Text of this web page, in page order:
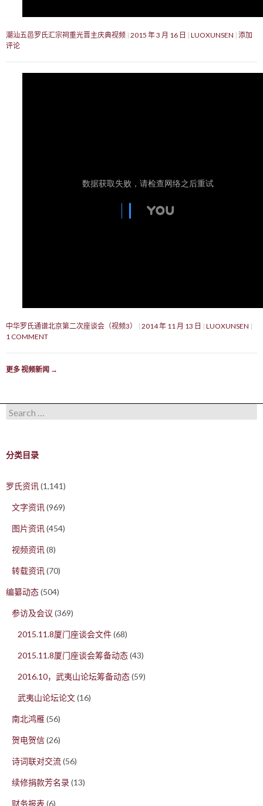
潮汕五邑罗氏汇宗祠重光晋主庆典视频 2015 年 3 月 16 日 LUOXUNSEN 添加
评论
中华罗氏通谱北京第二次座谈会（视频3） 2014 年 11 月 13 日
LUOXUNSEN
1 COMMENT
更多 视频新闻 →
Search for:
分类目录
罗氏资讯(1,141)
文字资讯(969)
图片资讯(454)
视频资讯(8)
转载资讯(70)
编纂动态(504)
参访及会议 (369)
2015.11.8厦门座谈会文件(68)
2015.11.8厦门座谈会筹备动态(43)
2016.10，武夷山论坛筹备动态(59)
武夷山论坛论文(16)
南北鸿雁(56)
贺电贺信(26)
诗词联对交流(56)
续修捐款芳名录(13)
财务报表 (6)